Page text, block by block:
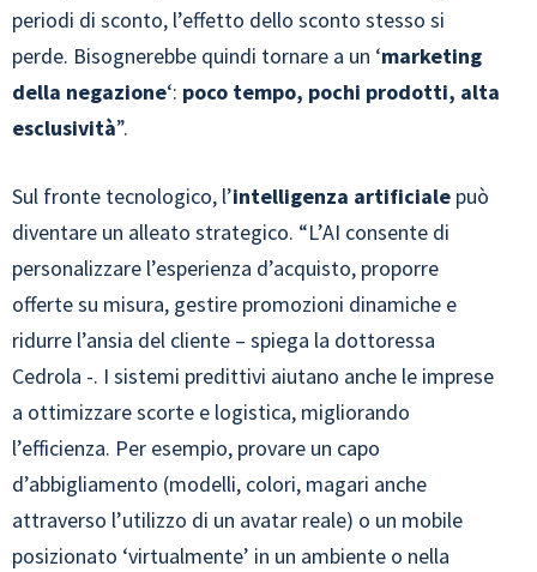
periodi di sconto, l’effetto dello sconto stesso si
perde. Bisognerebbe quindi tornare a un ‘marketing
della negazione‘: poco tempo, pochi prodotti, alta
esclusività”.
Sul fronte tecnologico, l’intelligenza artificiale può
diventare un alleato strategico. “L’AI consente di
personalizzare l’esperienza d’acquisto, proporre
offerte su misura, gestire promozioni dinamiche e
ridurre l’ansia del cliente – spiega la dottoressa
Cedrola -. I sistemi predittivi aiutano anche le imprese
a ottimizzare scorte e logistica, migliorando
l’efficienza. Per esempio, provare un capo
d’abbigliamento (modelli, colori, magari anche
attraverso l’utilizzo di un avatar reale) o un mobile
posizionato ‘virtualmente’ in un ambiente o nella